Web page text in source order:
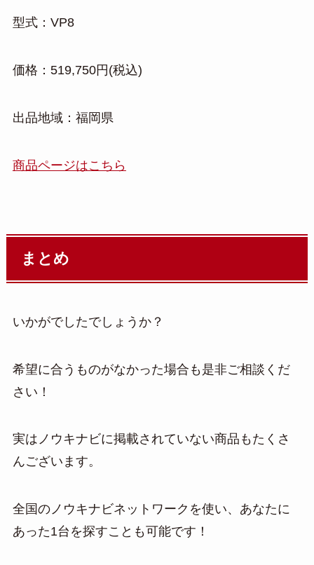
型式：VP8
価格：519,750円(税込)
出品地域：福岡県
商品ページはこちら
まとめ
いかがでしたでしょうか？
希望に合うものがなかった場合も是非ご相談くだ
さい！
実はノウキナビに掲載されていない商品もたくさ
んございます。
全国のノウキナビネットワークを使い、あなたに
あった1台を探すことも可能です！